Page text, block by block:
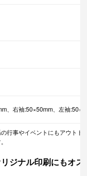
、右袖:50×50mm、左袖
行事やイベントにもアウト
ジナル印刷にもオス